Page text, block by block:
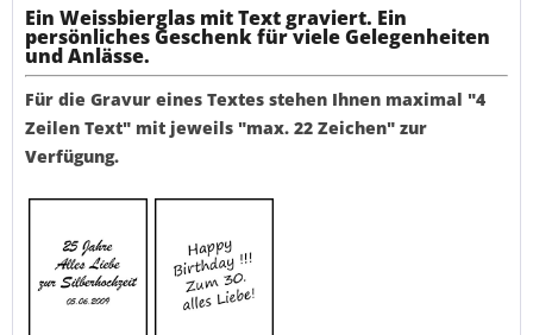
Ein Weissbierglas mit Text graviert. Ein
persönliches Geschenk für viele Gelegenheiten
und Anlässe.
Für die Gravur eines Textes stehen Ihnen maximal "4
Zeilen Text" mit jeweils "max. 22 Zeichen" zur
Verfügung.